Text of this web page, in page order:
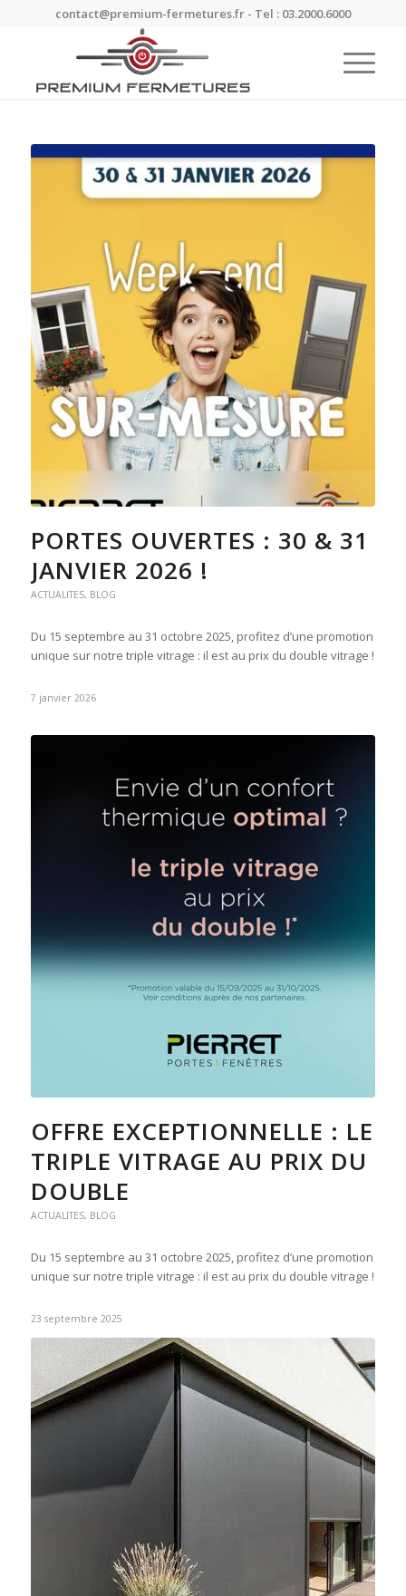
contact@premium-fermetures.fr - Tel : 03.2000.6000
PORTES OUVERTES : 30 & 31
JANVIER 2026 !
ACTUALITES, BLOG
Du 15 septembre au 31 octobre 2025, profitez d’une promotion
unique sur notre triple vitrage : il est au prix du double vitrage !
7 janvier 2026
OFFRE EXCEPTIONNELLE : LE
TRIPLE VITRAGE AU PRIX DU
DOUBLE
ACTUALITES, BLOG
Du 15 septembre au 31 octobre 2025, profitez d’une promotion
unique sur notre triple vitrage : il est au prix du double vitrage !
23 septembre 2025